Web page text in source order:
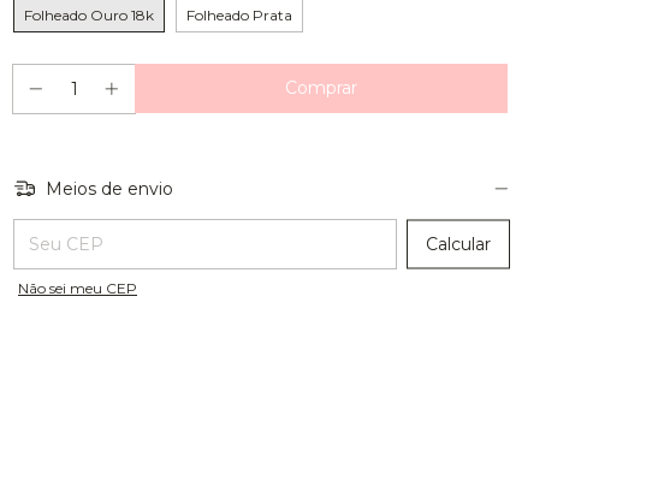
Folheado Ouro 18k Folheado Prata
Meios de envio
Entregas para o CEP:
Calcular
Não sei meu CEP